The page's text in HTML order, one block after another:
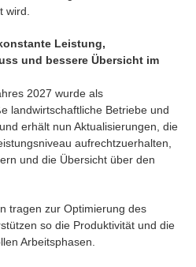
wird.
Leistung,
und bessere Übersicht im
2027 wurde als
landwirtschaftliche Betriebe und
erhält nun Aktualisierungen, die
aufrechtzuerhalten,
und die Übersicht über den
tragen zur Optimierung des
so die Produktivität und die
Arbeitsphasen.